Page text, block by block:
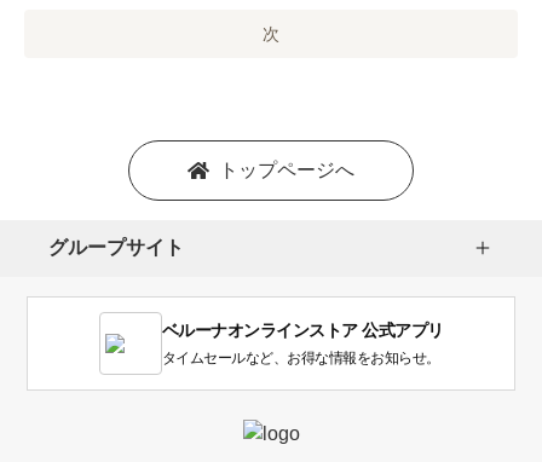
い
次
トップページへ
グループサイト
ベルーナオンラインストア 公式アプリ
タイムセールなど、お得な情報をお知らせ。